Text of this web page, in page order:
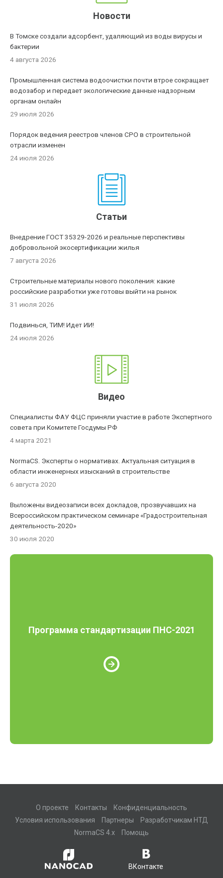
Новости
В Томске создали адсорбент, удаляющий из воды вирусы и
бактерии
4 августа 2026
Промышленная система водоочистки почти втрое сокращает
водозабор и передает экологические данные надзорным
органам онлайн
29 июля 2026
Порядок ведения реестров членов СРО в строительной
отрасли изменен
24 июля 2026
Статьи
Внедрение ГОСТ 35329-2026 и реальные перспективы
добровольной экосертификации жилья
7 августа 2026
Строительные материалы нового поколения: какие
российские разработки уже готовы выйти на рынок
31 июля 2026
Подвинься, ТИМ! Идет ИИ!
24 июля 2026
Видео
Специалисты ФАУ ФЦС приняли участие в работе Экспертного
совета при Комитете Госдумы РФ
4 марта 2021
NormaCS. Эксперты о нормативах. Актуальная ситуация в
области инженерных изысканий в строительстве
6 августа 2020
Выложены видеозаписи всех докладов, прозвучавших на
Всероссийском практическом семинаре «Градостроительная
деятельность-2020»
30 июля 2020
Программа стандартизации ПНС-2021
О проекте Контакты
Конфиденциальность
Условия использования
Партнеры
Разработчикам НТД
NormaCS 4.x
Помощь
ВКонтакте